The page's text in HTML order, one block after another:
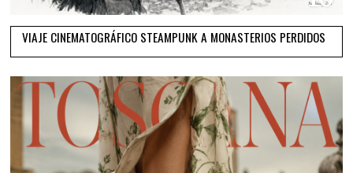
VIAJE CINEMATOGRÁFICO STEAMPUNK A MONASTERIOS PERDIDOS